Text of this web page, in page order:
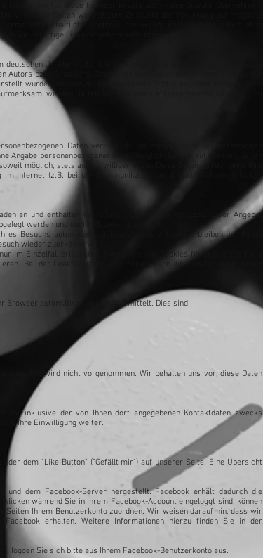
wir für diese fremden Inhalte auch keine Gewähr übernehmen.
verlinkten Seiten wurden zum Zeitpunkt der Verlinkung auf mögliche
inhaltliche Kontrolle der verlinkten Seiten ist jedoch ohne
wir derartige Links umgehend entfernen.
Urheberrecht. Die Vervielfältigung, Bearbeitung, Verbreitung
bzw. Erstellers. Downloads und Kopien dieser Seite sind nur für
wurden, werden die Urheberrechte Dritter beachtet. Insbesondere
werden, bitten wir um einen entsprechenden Hinweis. Bei
Daten vertraulich und entsprechend der gesetzlichen
personenbezogener Daten möglich. Soweit auf unseren Seiten
möglich, stets auf freiwilliger Basis. Diese Daten werden ohne Ihre
Internet (z.B. bei der Kommunikation per E-Mail) Sicherheitslücken
an und enthalten keine Viren. Cookies dienen dazu, unser Angebot
werden und die Ihr Browser speichert.
Besuchs automatisch gelöscht. Andere Cookies bleiben auf Ihrem
wieder zuerkennen.
im Einzelfall erlauben, die Annahme von Cookies für bestimmte Fälle
Bei der Deaktivierung von Cookies kann die Funktionalität dieser
Browser automatisch an uns übermittelt. Dies sind:
wird nicht vorgenommen. Wir behalten uns vor, diese Daten
inklusive der von Ihnen dort angegebenen Kontaktdaten zwecks
Ihre Einwilligung weiter.
dem "Like-Button" ("Gefällt mir") auf unserer Seite. Eine Übersicht
dem Facebook-Server hergestellt. Facebook erhält dadurch die
während Sie in Ihrem Facebook-Account eingeloggt sind, können
Seiten Ihrem Benutzerkonto zuordnen. Wir weisen darauf hin, dass wir
erhalten. Weitere Informationen hierzu finden Sie in der
loggen Sie sich bitte aus Ihrem Facebook-Benutzerkonto aus.